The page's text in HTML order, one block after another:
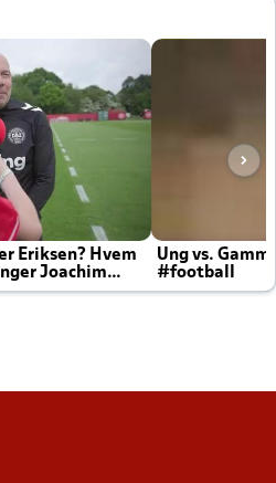
Eriksen? Hvem
Joachim
Ung vs.
#football